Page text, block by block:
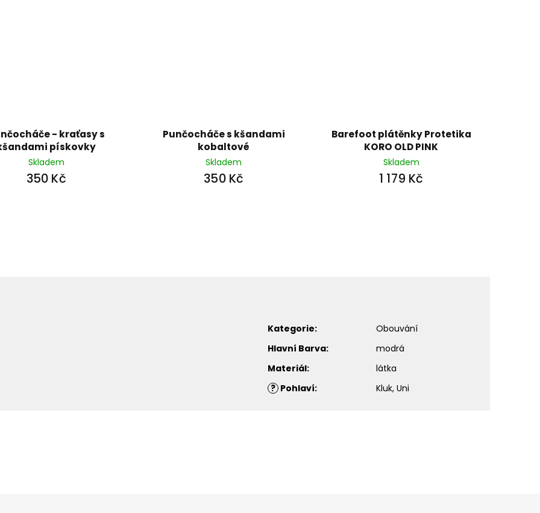
- kraťasy s
pískovky
Skladem
350 Kč
Punčocháče s kšandami
kobaltové
Skladem
350 Kč
Barefoot plátěnky Protetika
KORO OLD PINK
Skladem
1 179 Kč
Kategorie:
Obouvání
Hlavní Barva:
modrá
Materiál:
látka
? Pohlaví: Kluk, Uni